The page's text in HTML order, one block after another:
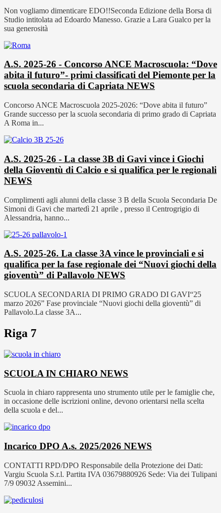
Non vogliamo dimenticare EDO!!Seconda Edizione della Borsa di
Studio intitolata ad Edoardo Manesso. Grazie a Lara Gualco per la
sua generosità
A.S. 2025-26 - Concorso ANCE Macroscuola: “Dove
abita il futuro”- primi classificati del Piemonte per la
scuola secondaria di Capriata NEWS
Concorso ANCE Macroscuola 2025-2026: “Dove abita il futuro”
Grande successo per la scuola secondaria di primo grado di Capriata
A Roma in...
A.S. 2025-26 - La classe 3B di Gavi vince i Giochi
della Gioventù di Calcio e si qualifica per le regionali
NEWS
Complimenti agli alunni della classe 3 B della Scuola Secondaria De
Simoni di Gavi che martedì 21 aprile , presso il Centrogrigio di
Alessandria, hanno...
A.S. 2025-26. La classe 3A vince le provinciali e si
qualifica per la fase regionale dei “Nuovi giochi della
gioventù” di Pallavolo NEWS
SCUOLA SECONDARIA DI PRIMO GRADO DI GAVI“25
marzo 2026” Fase provinciale “Nuovi giochi della gioventù” di
Pallavolo.La classe 3A...
Riga 7
SCUOLA IN CHIARO NEWS
Scuola in chiaro rappresenta uno strumento utile per le famiglie che,
in occasione delle iscrizioni online, devono orientarsi nella scelta
della scuola e del...
Incarico DPO A.s. 2025/2026 NEWS
CONTATTI RPD/DPO Responsabile della Protezione dei Dati:
Vargiu Scuola S.r.l. Partita IVA 03679880926 Sede: Via dei Tulipani
7/9 09032 Assemini...